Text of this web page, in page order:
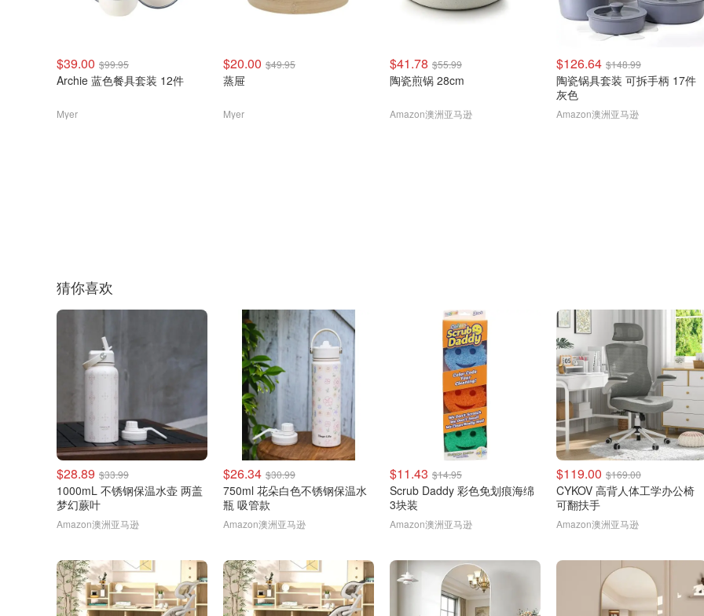
$39.00 $99.95
Archie 蓝色餐具套装 12件
Myer
$20.00 $49.95
蒸屉
Myer
$41.78 $55.99
陶瓷煎锅 28cm
Amazon澳洲亚马逊
$126.64 $148.99
陶瓷锅具套装 可拆手柄 17件
灰色
Amazon澳洲亚马逊
猜你喜欢
$28.89 $33.99
1000mL 不锈钢保温水壶 两盖
梦幻蕨叶
Amazon澳洲亚马逊
$26.34 $30.99
750ml 花朵白色不锈钢保温水
瓶 吸管款
Amazon澳洲亚马逊
$11.43 $14.95
Scrub Daddy 彩色免划痕海绵
3块装
Amazon澳洲亚马逊
$119.00 $169.00
CYKOV 高背人体工学办公椅
可翻扶手
Amazon澳洲亚马逊